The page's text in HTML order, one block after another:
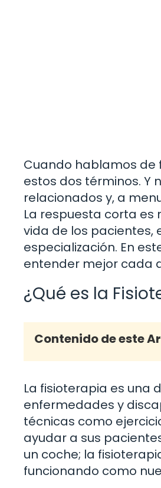
Cuando hablamos de
estos dos términos.
relacionados y, a
La respuesta corta
vida de los pacientes,
especialización. En
entender mejor cada
¿Qué es la
Contenido de este
La fisioterapia es una
enfermedades y
técnicas como
ayudar a sus
un coche; la
funcionando como